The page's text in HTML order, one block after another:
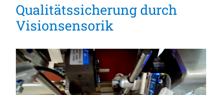
Qualitätssicherung durch
Visionsensorik